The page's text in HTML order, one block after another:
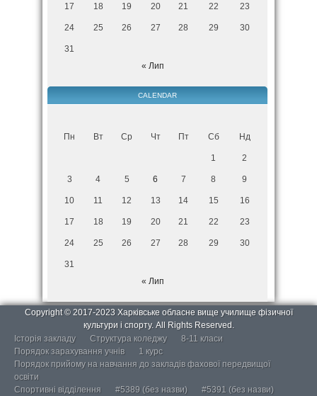
17 18 19 20 21 22 23
24 25 26 27 28 29 30
31
« Лип
CALENDAR
Пн Вт Ср Чт Пт Сб Нд
1 2
3 4 5 6 7 8 9
10 11 12 13 14 15 16
17 18 19 20 21 22 23
24 25 26 27 28 29 30
31
« Лип
Copyright © 2017-2023 Харківське обласне вище училище фізичної
культури і спорту. All Rights Reserved.
Історія закладу
Структура коледжу
8-11 класи
Порядок зарахування учнів
1 курс
Порядок прийому на навчання до закладів фахової передвищої
освіти
Спортивні відділення
#5389 (без назви)
#5391 (без назви)